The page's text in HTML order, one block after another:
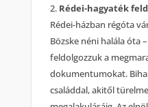
2. Rédei-hagyaték
Rédei-házban régóta
Bözske néni halála óta
feldolgozzuk a
dokumentumokat.
családdal, akitől